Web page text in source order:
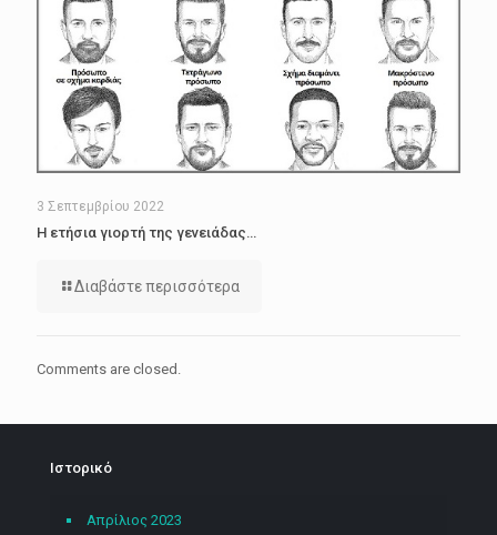
3 Σεπτεμβρίου 2022
Η ετήσια γιορτή της γενειάδας…
Διαβάστε περισσότερα
Comments are closed.
Ιστορικό
Απρίλιος 2023